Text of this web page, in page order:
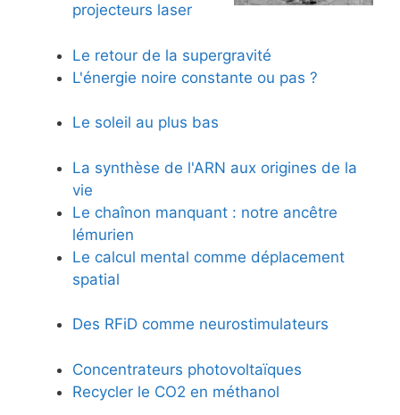
projecteurs laser
Le retour de la supergravité
L'énergie noire constante ou pas ?
Le soleil au plus bas
La synthèse de l'ARN aux origines de la
vie
Le chaînon manquant : notre ancêtre
lémurien
Le calcul mental comme déplacement
spatial
Des RFiD comme neurostimulateurs
Concentrateurs photovoltaïques
Recycler le CO2 en méthanol